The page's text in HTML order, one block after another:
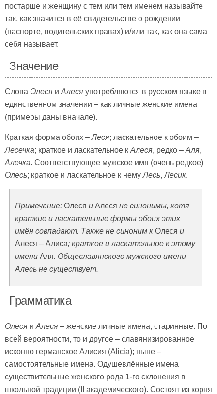
постарше и женщину с тем или тем именем называйте
так, как значится в её свидетельстве о рождении
(паспорте, водительских правах) и/или так, как она сама
себя называет.
Значение
Слова Олеся и Алеся употребляются в русском языке в
единственном значении – как личные женские имена
(примеры даны вначале).
Краткая форма обоих –Леся; ласкательное к обоим –
Лесечка; краткое и ласкательное к Алеся, редко – Аля,
Алечка. Соответствующее мужское имя (очень редкое)
Олесь; краткое и ласкательное к немуЛесь,Лесик.
Примечание: Олеся и Алеся не синонимы, хотя
краткие и ласкательные формы обоих этих
имён совпадают. Также не синоним к Олеся и
Алеся – Алиса; краткое и ласкательное к этому
имени Аля. Общеславянского мужского имени
Алесь не существует.
Грамматика
Олеся и Алеся – женские личные имена, старинные. По
всей вероятности, то и другое – славянизированное
исконно германское Алисия (Alicia); ныне –
самостоятельные имена. Одушевлённые имена
существительные женского рода 1-го склонения в
школьной традиции (II академического). Состоят из корня